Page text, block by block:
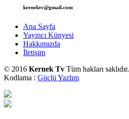
kernektv@gmail.com
Ana Sayfa
Yayıncı Künyesi
Hakkımızda
İletişim
© 2016 Kernek Tv Tüm hakları saklıdır.
Kodlama : Güçlü Yazlım